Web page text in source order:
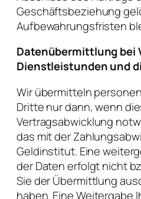
Geschäftsbeziehung
Aufbewahrungsfristen
Datenübermittlung bei
Dienstleistunden und
Wir übermitteln
Dritte nur dann, wenn
Vertragsabwicklung
das mit der
Geldinstitut. Eine
der Daten erfolgt nicht
Sie der Übermittlung
haben. Eine Weitergabe